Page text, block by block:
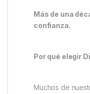
Más de una
confianza.
Por qué elegir
Muchos de